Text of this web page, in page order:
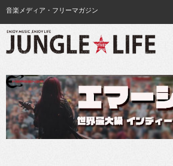
音楽メディア・フリーマガジン